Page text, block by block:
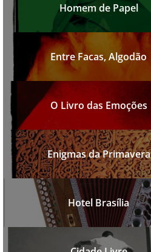
Homem de Papel
Entre Facas, Algodão
O Livro das Emoções
Enigmas da Primavera
Hotel Brasília